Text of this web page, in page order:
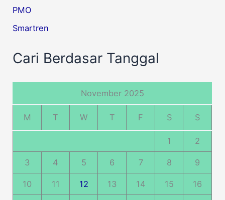
PMO
Smartren
Cari Berdasar Tanggal
November 2025
M T W T F S S
1 2
3 4 5 6 7 8 9
10 11 12 13 14 15 16